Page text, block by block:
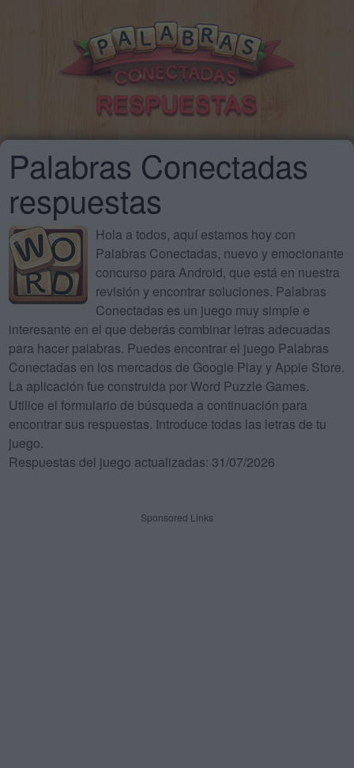
Palabras Conectadas
respuestas
Hola a todos, aquí estamos hoy con
Palabras Conectadas, nuevo y emocionante
concurso para Android, que está en nuestra
revisión y encontrar soluciones. Palabras
Conectadas es un juego muy simple e
interesante en el que deberás combinar letras adecuadas
para hacer palabras. Puedes encontrar el juego Palabras
Conectadas en los mercados de Google Play y Apple Store.
La aplicación fue construida por Word Puzzle Games.
Utilice el formulario de búsqueda a continuación para
encontrar sus respuestas. Introduce todas las letras de tu
juego.
Respuestas del juego actualizadas: 31/07/2026
Sponsored Links